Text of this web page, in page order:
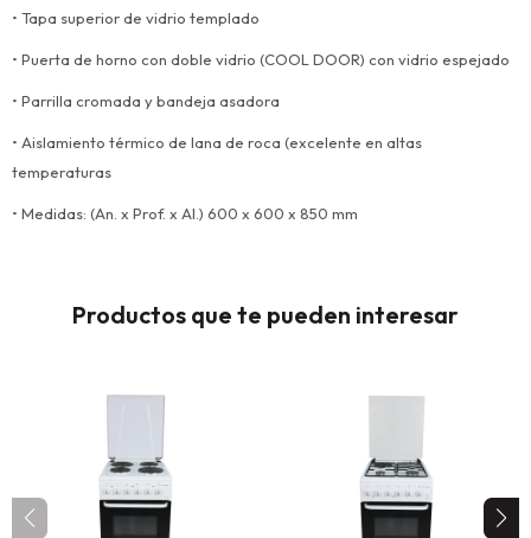
• Tapa superior de vidrio templado
• Puerta de horno con doble vidrio (COOL DOOR) con vidrio espejado
• Parrilla cromada y bandeja asadora
• Aislamiento térmico de lana de roca (excelente en altas
temperaturas
• Medidas: (An. x Prof. x Al.) 600 x 600 x 850 mm
Productos que te pueden interesar